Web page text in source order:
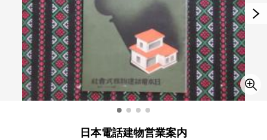
日本電話建物営業案内